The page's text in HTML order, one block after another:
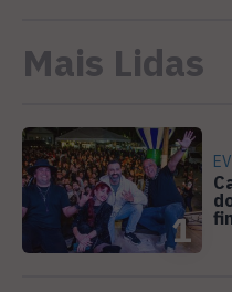
Mais Lidas
1